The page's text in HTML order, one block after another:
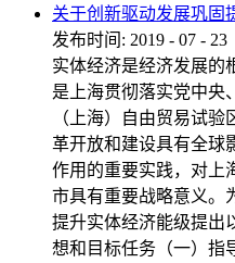
关于创新驱动发展巩固
发布时间: 2019 - 07 - 23
实体经济是经济发展的
是上海贯彻落实党中央
（上海）自由贸易试
革开放和建设具有全球
作用的重要实践，对上
市具有重要战略意义。
提升实体经济能级提出
想和目标任务（一）指